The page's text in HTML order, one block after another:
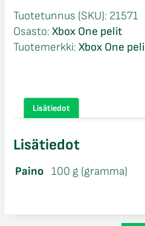
Xbox
One
määrä
Tuotetunnus (SKU): 21571
Osasto: Xbox One pelit
Tuotemerkki: Xbox One peli
Lisätiedot
Lisätiedot
Paino 100 g (gramma)